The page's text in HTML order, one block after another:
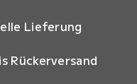
Lieferung
Rückerversand